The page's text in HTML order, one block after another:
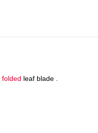
folded leaf blade .